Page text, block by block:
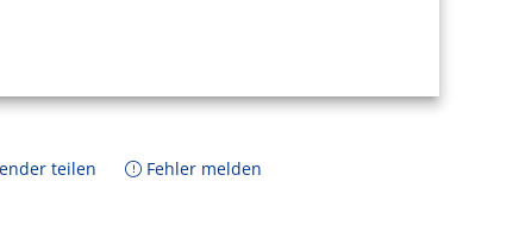
teilen Fehler melden